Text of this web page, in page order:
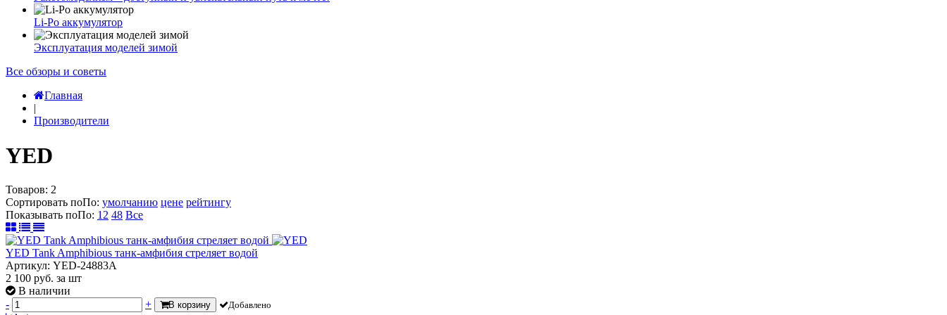
Li-Po аккумулятор
Эксплуатация моделей зимой
Все обзоры и советы
Главная
|
Производители
YED
Товаров: 2
Сортировать поПо: умолчанию цене рейтингу
Показывать поПо: 12 48 Все
YED Tank Amphibious танк-амфибия стреляет водой
Артикул: YED-24883A
2 100 руб. за шт
В наличии
-
+ В корзину Добавлено